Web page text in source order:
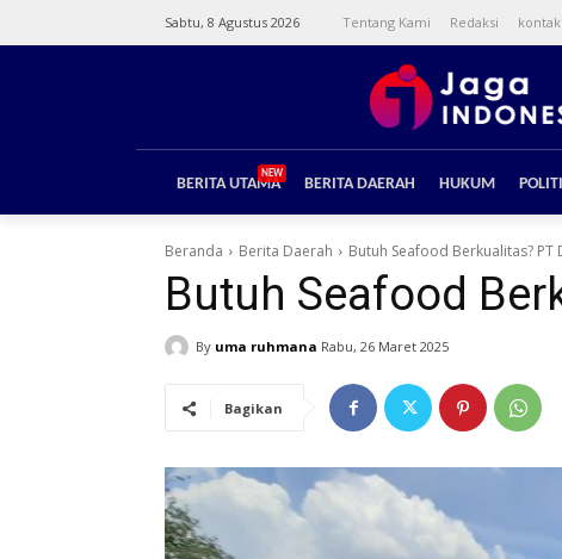
Sabtu, 8 Agustus 2026 Tentang Kami Redaksi kontak
BERITA UTAMA
NEW
BERITA DAERAH HUKUM
Beranda Berita Daerah Butuh Seafood Berkualitas? PT
Butuh Seafood
By uma ruhmana Rabu, 26 Maret 2025
Bagikan